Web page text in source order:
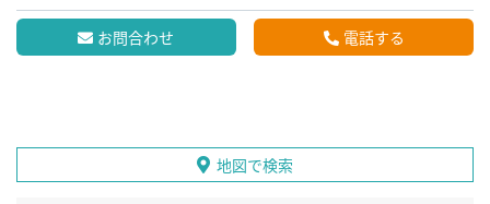
お問合わせ 電話する
地図で検索